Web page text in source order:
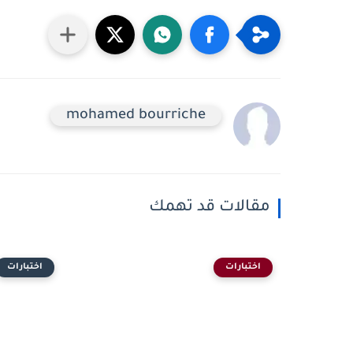
mohamed bourriche
مقالات قد تهمك
اختبارات اختبارات